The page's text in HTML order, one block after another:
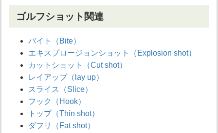
ゴルフショット関連
バイト（Bite）
エキスプロージョンショット（Explosion shot）
カットショット（Cut shot）
レイアップ（lay up）
スライス（Slice）
フック（Hook）
トップ（Thin shot）
ダフリ（Fat shot）